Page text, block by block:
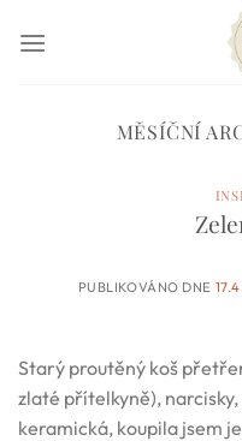
MĚSÍČNÍ
PUBLIKOVÁNO DNE
Starý proutěný koš
zlaté přítelkyně),
keramická, koupila jsem